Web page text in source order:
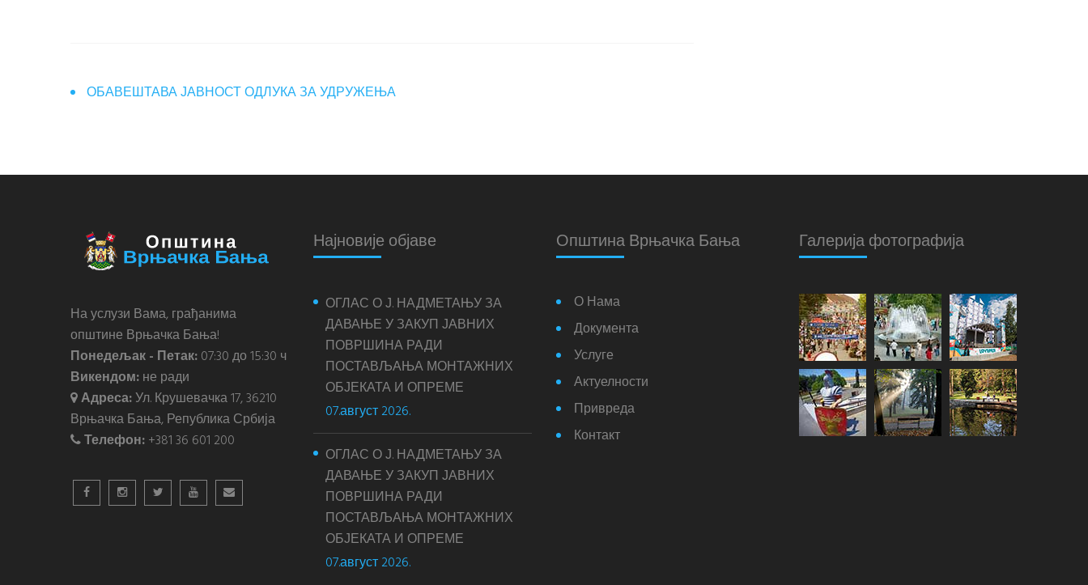
ОБАВЕШТАВА ЈАВНОСТ ОДЛУКА ЗА УДРУЖЕЊА
На услузи Вама, грађанима
општине Врњачка Бања!
Понедељак - Петак:07:30 до 15:30 ч
Викендом:не ради
Адреса:Ул. Крушевачка 17, 36210
Врњачка Бања, Република Србија
Телефон:+381 36 601 200
Најновије објаве
ОГЛАС О Ј. НАДМЕТАЊУ ЗА
ДАВАЊЕ У ЗАКУП ЈАВНИХ
ПОВРШИНА РАДИ
ПОСТАВЉАЊА МОНТАЖНИХ
ОБЈЕКАТА И ОПРЕМЕ
07.август 2026.
ОГЛАС О Ј. НАДМЕТАЊУ ЗА
ДАВАЊЕ У ЗАКУП ЈАВНИХ
ПОВРШИНА РАДИ
ПОСТАВЉАЊА МОНТАЖНИХ
ОБЈЕКАТА И ОПРЕМЕ
07.август 2026.
Општина Врњачка Бања
О Нама
Документа
Услуге
Актуелности
Привреда
Контакт
Галерија фотографија